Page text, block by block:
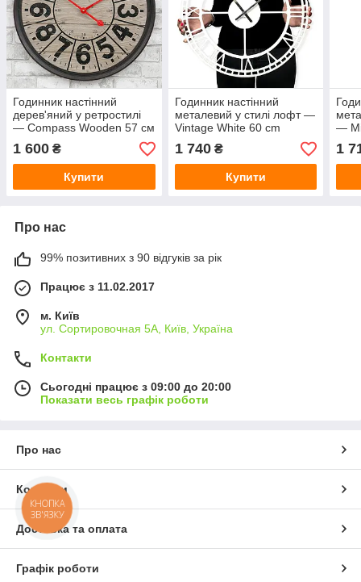
Годинник настінний
дерев'яний у ретростилі
— Compass Wooden 57 см
1 600 ₴
Купити
Годинник настінний
металевий у стилі лофт —
Vintage White 60 cm
1 740₴
Купити
—
1
Про нас
99% позитивних з 90 відгуків за рік
Працює з 11.02.2017
м. Київ
ул. Сортировочная 5А, Київ, Україна
Контакти
Сьогодні працює з 09:00 до 20:00
Показати весь графік роботи
Про нас
Контакти
Доставка та оплата
Графік роботи
КНОПКА
ЗВ'ЯЗКУ